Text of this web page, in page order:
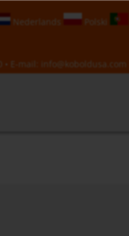
Nederlands Polski
• E-mail: info@koboldusa.com